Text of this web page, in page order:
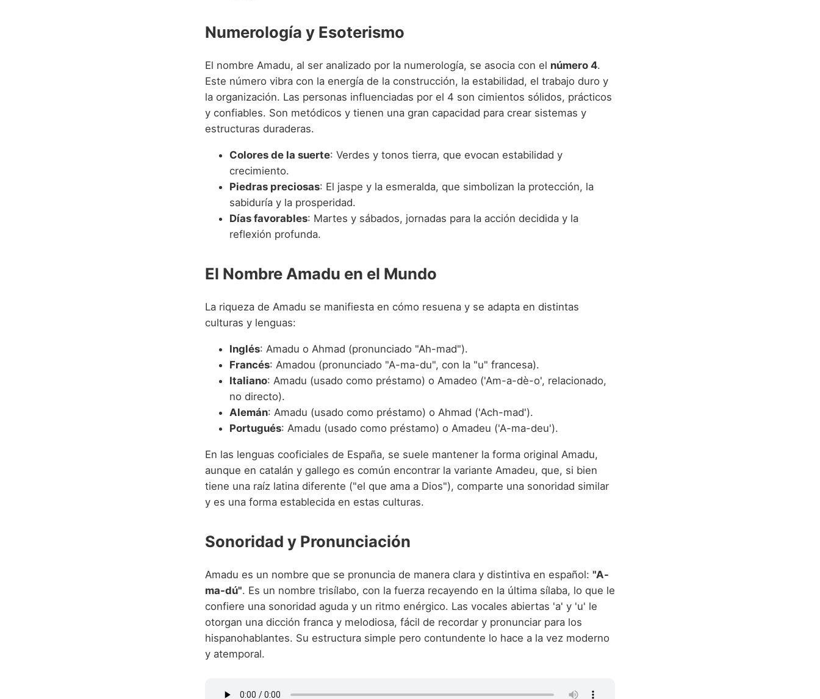
Numerología y Esoterismo
El nombre Amadu, al ser analizado por la numerología, se asocia con el número 4.
Este número vibra con la energía de la construcción, la estabilidad, el trabajo duro y
la organización. Las personas influenciadas por el 4 son cimientos sólidos, prácticos
y confiables. Son metódicos y tienen una gran capacidad para crear sistemas y
estructuras duraderas.
Colores de la suerte: Verdes y tonos tierra, que evocan estabilidad y
crecimiento.
Piedras preciosas: El jaspe y la esmeralda, que simbolizan la protección, la
sabiduría y la prosperidad.
Días favorables: Martes y sábados, jornadas para la acción decidida y la
reflexión profunda.
El Nombre Amadu en el Mundo
La riqueza de Amadu se manifiesta en cómo resuena y se adapta en distintas
culturas y lenguas:
Inglés: Amadu o Ahmad (pronunciado "Ah-mad").
Francés: Amadou (pronunciado "A-ma-du", con la "u" francesa).
Italiano: Amadu (usado como préstamo) o Amadeo ('Am-a-dè-o', relacionado,
no directo).
Alemán: Amadu (usado como préstamo) o Ahmad ('Ach-mad').
Portugués: Amadu (usado como préstamo) o Amadeu ('A-ma-deu').
En las lenguas cooficiales de España, se suele mantener la forma original Amadu,
aunque en catalán y gallego es común encontrar la variante Amadeu, que, si bien
tiene una raíz latina diferente ("el que ama a Dios"), comparte una sonoridad similar
y es una forma establecida en estas culturas.
Sonoridad y Pronunciación
Amadu es un nombre que se pronuncia de manera clara y distintiva en español: "A-
ma-dú". Es un nombre trisílabo, con la fuerza recayendo en la última sílaba, lo que le
confiere una sonoridad aguda y un ritmo enérgico. Las vocales abiertas 'a' y 'u' le
otorgan una dicción franca y melodiosa, fácil de recordar y pronunciar para los
hispanohablantes. Su estructura simple pero contundente lo hace a la vez moderno
y atemporal.